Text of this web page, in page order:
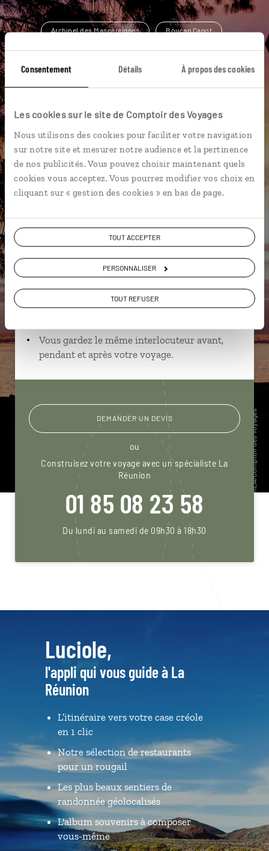
Consentement Détails À propos des cookies
Les cookies sur le site de Comptoir des Voyages
Nous utilisons des cookies pour faciliter votre navigation
sur notre site et mesurer notre audience et la pertinence
de nos publicités. Vous pouvez choisir maintenant quels
cookies vous acceptez. Vous pourrez modifier vos choix en
cliquant sur « gestion des cookies » en bas de page.
TOUT ACCEPTER
PERSONNALISER
TOUT REFUSER
Archipel des Mascareignes Boucan Canot
Cascade Langevin Grand Anse Kélonia
Aurélie,
spécialiste La Réunion
spécialistes
Ils sauront organiser votre itinéraire au plus
près de vos envies et de la réalité du pays.
Échangez en face à face ou depuis nos studios
connectés en agence, mais aussi par email ou
Vous gardez le même interlocuteur avant,
pendant et après votre voyage.
DEMANDER UN DEVIS
ou
Construisez votre voyage avec un spécialiste La
Réunion
01 85 08 23 58
Du lundi au samedi de 09h30 à 18h30
Luciole,
l'appli qui vous guide à La
Réunion
L’itinéraire vers votre case créole
en 1 clic
Notre sélection de restaurants
pour un rougail
Les plus beaux sentiers de
randonnée géolocalisés
L'album souvenirs à composer
vous-même